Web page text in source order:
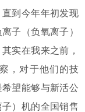
到今年年初发现
子（负氧离子）
实在我来之前，
，对于他们的技
望能够与新活公
）机的全国销售